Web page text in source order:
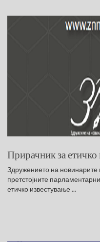
Прирачник за
Здружението на новинарите
претстојните
етичко известување ...